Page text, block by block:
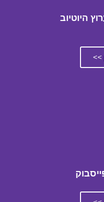
היוטיוב
>>